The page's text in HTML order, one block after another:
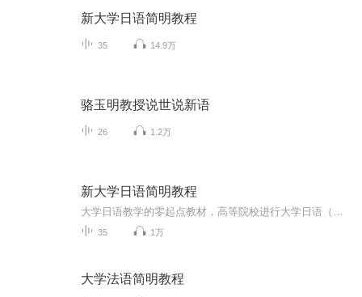
新大学日语简明教程
35 14.9万
骆玉明教授说世说新语
26 1.2万
新大学日语简明教程
35 1万
大学法语简明教程